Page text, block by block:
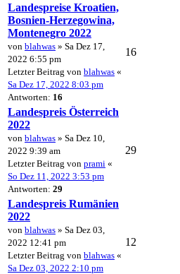
Landespreise Kroatien,
Bosnien-Herzegowina,
Montenegro 2022
von blahwas » Sa Dez 17,
2022 6:55 pm
Letzter Beitrag von blahwas «
Sa Dez 17, 2022 8:03 pm
Antworten: 16
16
Landespreis Österreich
2022
von blahwas » Sa Dez 10,
2022 9:39 am
Letzter Beitrag von prami «
So Dez 11, 2022 3:53 pm
Antworten: 29
29
Landespreis Rumänien
2022
von blahwas » Sa Dez 03,
2022 12:41 pm
Letzter Beitrag von blahwas «
Sa Dez 03, 2022 2:10 pm
12